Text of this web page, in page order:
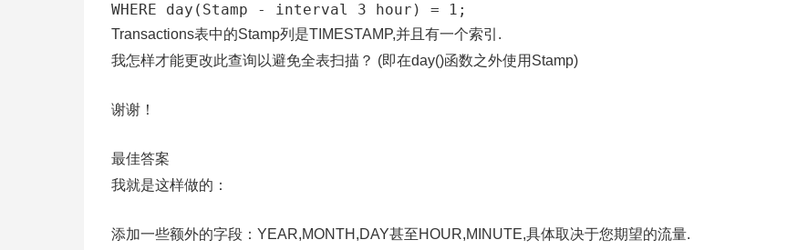
Transactions表中的Stamp列是TIMESTAMP,并且有一个索引.
我怎样才能更改此查询以避免全表扫描？ (即在day()函数之外使用Stamp)
谢谢！
最佳答案
我就是这样做的：
添加一些额外的字段：YEAR,MONTH,DAY甚至HOUR,MINUTE,具体取决于您期望的流量.